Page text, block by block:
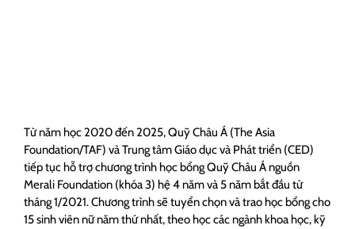
Từ năm học 2020 đến 2025, Quỹ Châu Á (The Asia
Foundation/TAF) và Trung tâm Giáo dục và Phát triển (CED)
tiếp tục hỗ trợ chương trình học bổng Quỹ Châu Á nguồn
Merali Foundation (khóa 3) hệ 4 năm và 5 năm bắt đầu từ
tháng 1/2021. Chương trình sẽ tuyển chọn và trao học bổng cho
15 sinh viên nữ năm thứ nhất, theo học các ngành khoa học, kỹ